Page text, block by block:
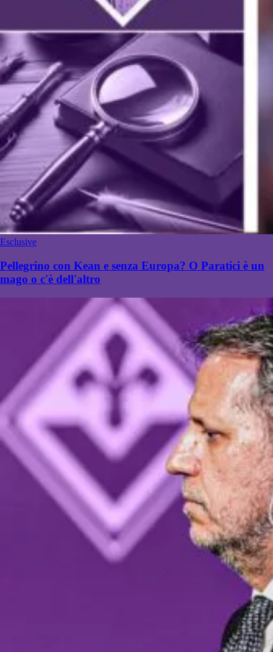
Esclusive
Pellegrino con Kean e senza Europa? O Paratici è un
mago o c'è dell'altro